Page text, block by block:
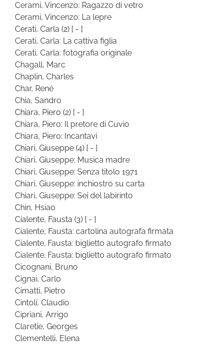
Cerami, Vincenzo: Ragazzo di vetro
Cerami, Vincenzo: La lepre
Cerati, Carla (2) [ - ]
Cerati, Carla: La cattiva figlia
Cerati, Carla: fotografia originale
Chagall, Marc
Chaplin, Charles
Char, René
Chia, Sandro
Chiara, Piero (2) [ - ]
Chiara, Piero: Il pretore di Cuvio
Chiara, Piero: Incantavi
Chiari, Giuseppe (4) [ - ]
Chiari, Giuseppe: Musica madre
Chiari, Giuseppe: Senza titolo 1971
Chiari, Giuseppe: inchiostro su carta
Chiari, Giuseppe: Sei del labirinto
Chin, Hsiao
Cialente, Fausta (3) [ - ]
Cialente, Fausta: cartolina autografa firmata
Cialente, Fausta: biglietto autografo firmato
Cialente, Fausta: biglietto autografo firmato
Cicognani, Bruno
Cignai, Carlo
Cimatti, Pietro
Cintoli, Claudio
Cipriani, Arrigo
Claretie, Georges
Clementelli, Elena